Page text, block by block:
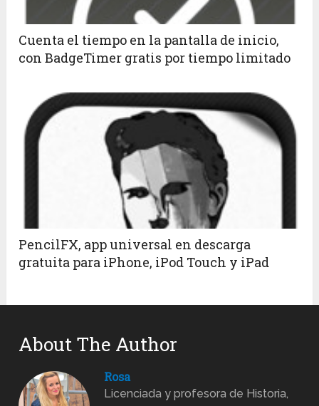
Cuenta el tiempo en la pantalla de inicio,
con BadgeTimer gratis por tiempo limitado
PencilFX, app universal en descarga
gratuita para iPhone, iPod Touch y iPad
About The Author
Rosa
Licenciada y profesora de Historia,